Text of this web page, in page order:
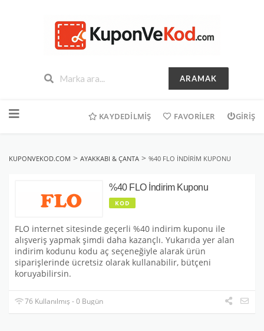
ARAMAK
geç
KAYDEDILMIŞ FAVORILER GIRIŞ
KUPONVEKOD.COM > AYAKKABI & ÇANTA > %40 FLO İNDIRIM KUPONU
%40 FLO İndirim Kuponu
KOD
FLO internet sitesinde geçerli %40 indirim kuponu ile
alışveriş yapmak şimdi daha kazançlı. Yukarıda yer alan
indirim kodunu kodu aç seçeneğiyle alarak ürün
siparişlerinde ücretsiz olarak kullanabilir, bütçeni
koruyabilirsin.
76 Kullanılmış - 0 Bugün